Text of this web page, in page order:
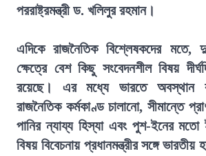
পররাষ্ট্রমন্ত্রী ড. খলিলুর রহমান।
এদিকে রাজনৈতিক বিশ্লেষকদের মতে,
ক্ষেত্রে বেশ কিছু সংবেদনশীল বিষয়
রয়েছে। এর মধ্যে ভারতে অবস্থান
রাজনৈতিক কর্মকাণ্ড চালানো, সীমান্তে
পানির ন্যায্য হিস্যা এবং পুশ-ইনের
বিষয় বিবেচনায় প্রধানমন্ত্রীর সঙ্গে